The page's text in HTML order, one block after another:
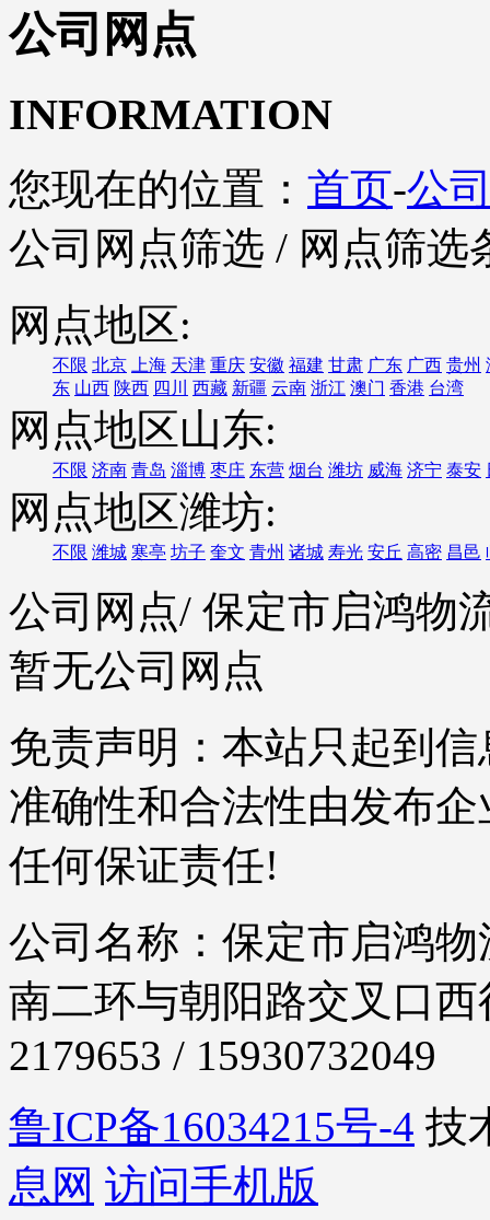
公司网点
INFORMATION
您现在的位置： 首页-公
公司网点筛选 / 网点筛选
网点地区:
不限 北京 上海 天津 重庆 安徽 福建 甘肃 广东 广西 贵州
东 山西 陕西 四川 西藏 新疆 云南 浙江 澳门 香港 台湾
网点地区山东:
不限 济南 青岛 淄博 枣庄 东营 烟台 潍坊 威海 济宁 泰安
网点地区潍坊:
不限 潍城 寒亭 坊子 奎文 青州 诸城 寿光 安丘 高密 昌邑
公司网点/ 保定市启鸿物
暂无公司网点
免责声明：本站只起到
准确性和合法性由发布
任何保证责任!
公司名称：保定市启鸿
南二环与朝阳路交叉口
2179653 / 15930732049
鲁ICP备16034215号-4 技
息网 访问手机版